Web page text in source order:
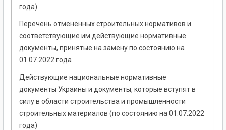
года)
Перечень отмененных строительных нормативов и
соответствующие им действующие нормативные
документы, принятые на замену по состоянию на
01.07.2022 года
Действующие национальные нормативные
документы Украины и документы, которые вступят в
силу в области строительства и промышленности
строительных материалов (по состоянию на 01.07.2022
года)